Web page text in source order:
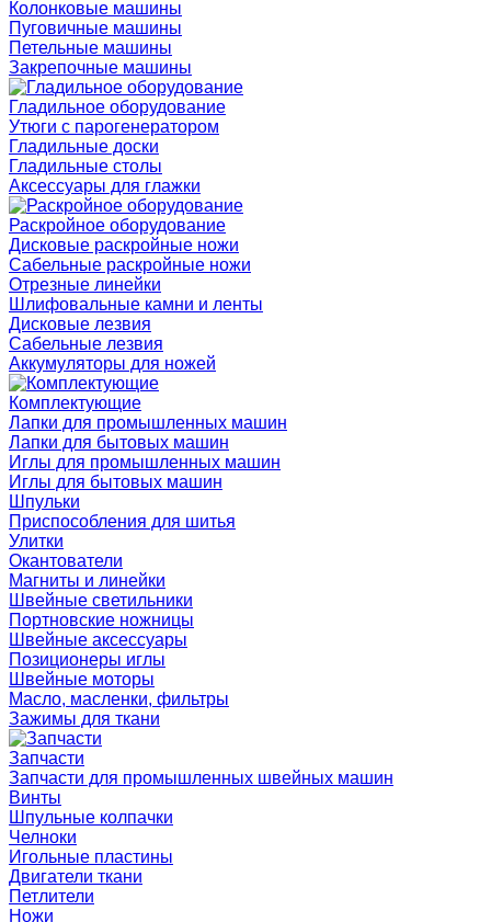
Колонковые машины
Пуговичные машины
Петельные машины
Закрепочные машины
Гладильное оборудование
Утюги с парогенератором
Гладильные доски
Гладильные столы
Аксессуары для глажки
Раскройное оборудование
Дисковые раскройные ножи
Сабельные раскройные ножи
Отрезные линейки
Шлифовальные камни и ленты
Дисковые лезвия
Сабельные лезвия
Аккумуляторы для ножей
Комплектующие
Лапки для промышленных машин
Лапки для бытовых машин
Иглы для промышленных машин
Иглы для бытовых машин
Шпульки
Приспособления для шитья
Улитки
Окантователи
Магниты и линейки
Швейные светильники
Портновские ножницы
Швейные аксессуары
Позиционеры иглы
Швейные моторы
Масло, масленки, фильтры
Зажимы для ткани
Запчасти
Запчасти для промышленных швейных машин
Винты
Шпульные колпачки
Челноки
Игольные пластины
Двигатели ткани
Петлители
Ножи